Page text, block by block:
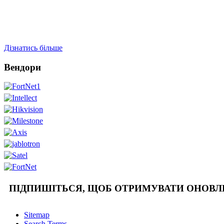
Дізнатись більше
Вендори
ПІДПИШІТЬСЯ, ЩОБ ОТРИМУВАТИ
Sitemap